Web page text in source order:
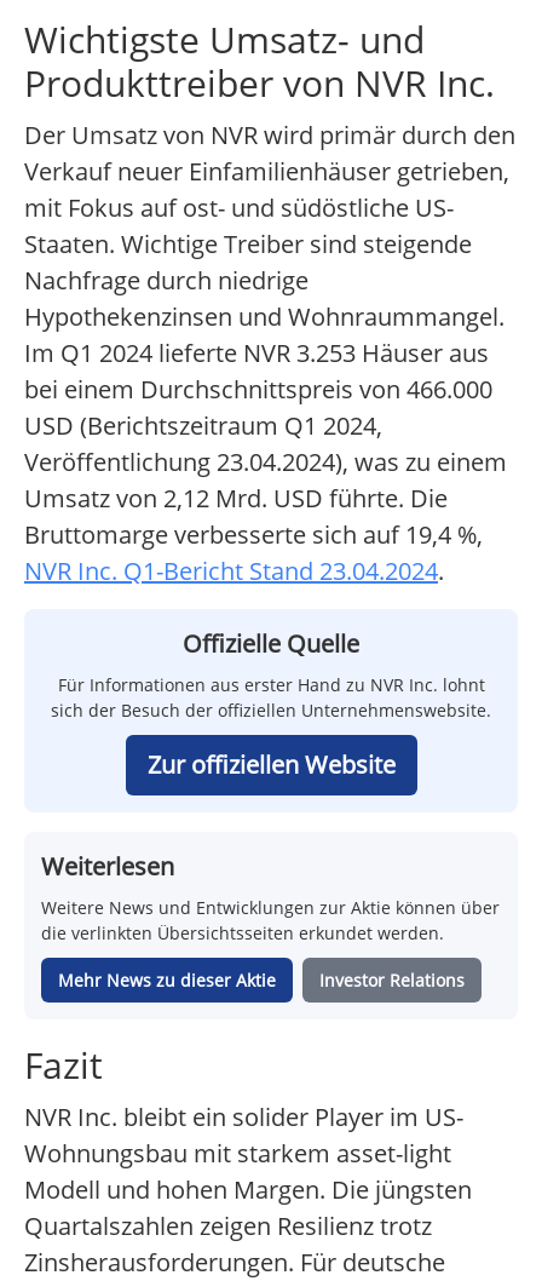
Wichtigste Umsatz- und
Produkttreiber von NVR Inc.
Der Umsatz von NVR wird primär durch den
Verkauf neuer Einfamilienhäuser getrieben,
mit Fokus auf ost- und südöstliche US-
Staaten. Wichtige Treiber sind steigende
Nachfrage durch niedrige
Hypothekenzinsen und Wohnraummangel.
Im Q1 2024 lieferte NVR 3.253 Häuser aus
bei einem Durchschnittspreis von 466.000
USD (Berichtszeitraum Q1 2024,
Veröffentlichung 23.04.2024), was zu einem
Umsatz von 2,12 Mrd. USD führte. Die
Bruttomarge verbesserte sich auf 19,4 %,
NVR Inc. Q1-Bericht Stand 23.04.2024.
Offizielle Quelle
Für Informationen aus erster Hand zu NVR Inc. lohnt
sich der Besuch der offiziellen Unternehmenswebsite.
Zur offiziellen Website
Weiterlesen
Weitere News und Entwicklungen zur Aktie können über
die verlinkten Übersichtsseiten erkundet werden.
Mehr News zu dieser Aktie Investor Relations
Fazit
NVR Inc. bleibt ein solider Player im US-
Wohnungsbau mit starkem asset-light
Modell und hohen Margen. Die jüngsten
Quartalszahlen zeigen Resilienz trotz
Zinsherausforderungen. Für deutsche